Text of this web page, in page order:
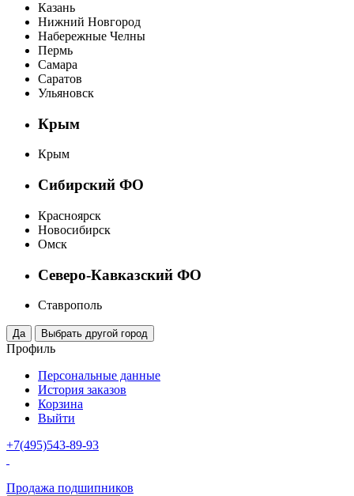
Казань
Нижний Новгород
Набережные Челны
Пермь
Самара
Саратов
Ульяновск
Крым
Крым
Сибирский ФО
Красноярск
Новосибирск
Омск
Северо-Кавказский ФО
Ставрополь
Профиль
Персональные данные
История заказов
Корзина
Выйти
+7(495)543-89-93
Продажа подшипников